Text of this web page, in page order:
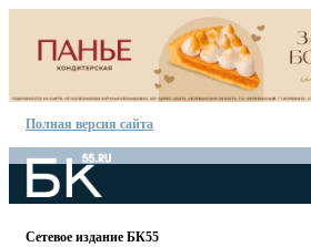
Полная версия сайта
Сетевое издание БК55